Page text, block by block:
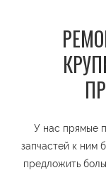
У нас прямые
запчастей к ним
предложить